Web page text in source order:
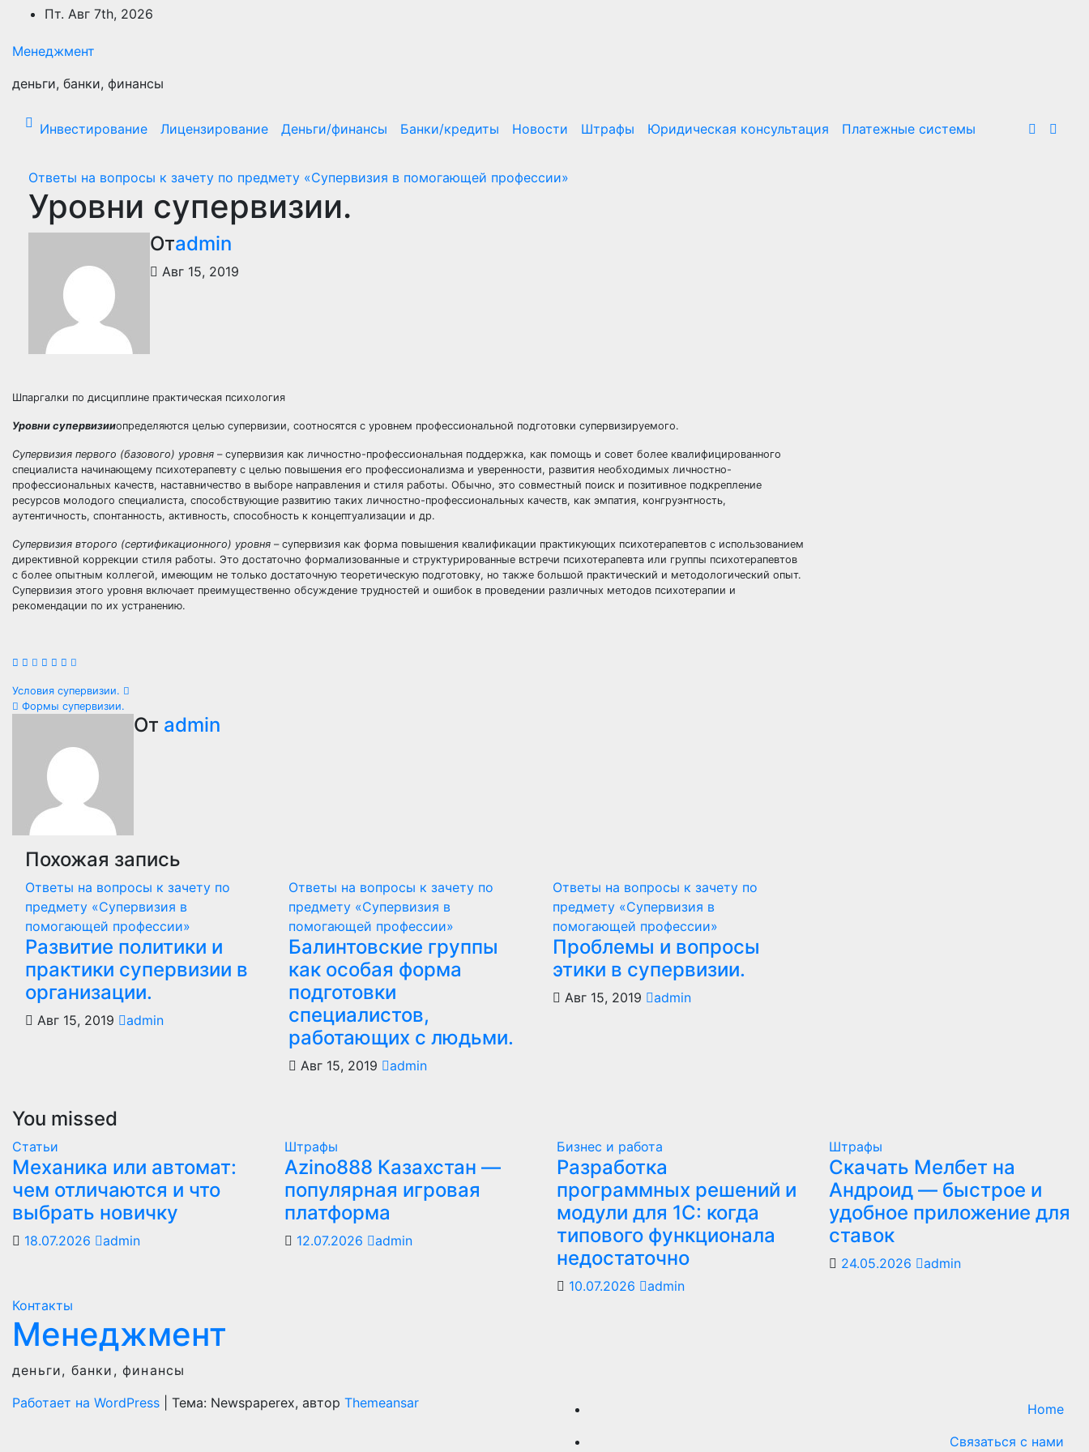
Перейти
содержимому
Пт. Авг 7th, 2026
Менеджмент
деньги, банки, финансы
Инвестирование Лицензирование Деньги/финансы Банки/кредиты Новости Штрафы Юридическая консультация Платежные системы
Ответы на вопросы к зачету по предмету «Супервизия в помогающей профессии»
Уровни супервизии.
Отadmin
Авг 15, 2019
Шпаргалки по дисциплине практическая психология
Уровни супервизииопределяются целью супервизии, соотносятся с уровнем профессиональной подготовки супервизируемого.
Супервизия первого (базового) уровня – супервизия как личностно-профессиональная поддержка, как помощь и совет более квалифицированного
специалиста начинающему психотерапевту с целью повышения его профессионализма и уверенности, развития необходимых личностно-
профессиональных качеств, наставничество в выборе направления и стиля работы. Обычно, это совместный поиск и позитивное подкрепление
ресурсов молодого специалиста, способствующие развитию таких личностно-профессиональных качеств, как эмпатия, конгруэнтность,
аутентичность, спонтанность, активность, способность к концептуализации и др.
Супервизия второго (сертификационного) уровня – супервизия как форма повышения квалификации практикующих психотерапевтов с использованием
директивной коррекции стиля работы. Это достаточно формализованные и структурированные встречи психотерапевта или группы психотерапевтов
с более опытным коллегой, имеющим не только достаточную теоретическую подготовку, но также большой практический и методологический опыт.
Супервизия этого уровня включает преимущественно обсуждение трудностей и ошибок в проведении различных методов психотерапии и
рекомендации по их устранению.
Навигация
записям
Условия супервизии.
Формы супервизии.
От admin
Похожая запись
Ответы на вопросы к зачету по
предмету «Супервизия в
помогающей профессии»
Развитие политики и
практики супервизии в
организации.
Авг 15, 2019 admin
Ответы на вопросы к зачету по
предмету «Супервизия в
помогающей профессии»
Балинтовские группы
как особая форма
подготовки
специалистов,
работающих с людьми.
Авг 15, 2019 admin
Ответы на вопросы к зачету по
предмету «Супервизия в
помогающей профессии»
Проблемы и вопросы
этики в супервизии.
Авг 15, 2019 admin
You missed
Статьи
Механика или автомат:
чем отличаются и что
выбрать новичку
18.07.2026 admin
Штрафы
Azino888 Казахстан —
популярная игровая
платформа
12.07.2026 admin
Бизнес и работа
Разработка
программных решений и
модули для 1С: когда
типового функционала
недостаточно
10.07.2026 admin
Штрафы
Скачать Мелбет на
Андроид — быстрое и
удобное приложение для
ставок
24.05.2026 admin
Контакты
Менеджмент
деньги, банки, финансы
Работает на WordPress
Тема: Newspaperex, автор Themeansar
Home
Связаться с нами